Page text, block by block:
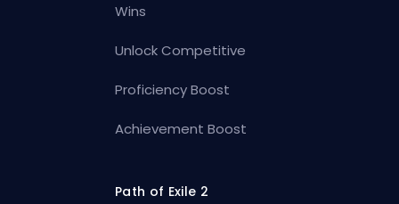
Wins
Unlock Competitive
Proficiency Boost
Achievement Boost
Path of Exile 2